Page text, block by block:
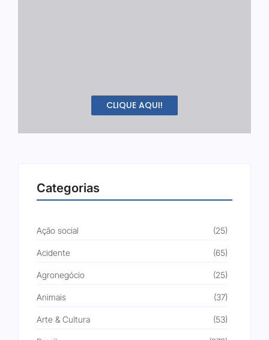
CLIQUE AQUI!
Categorias
Ação social (25)
Acidente (65)
Agronegócio (25)
Animais (37)
Arte & Cultura (53)